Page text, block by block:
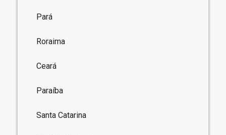
Pará
Roraima
Ceará
Paraíba
Santa Catarina